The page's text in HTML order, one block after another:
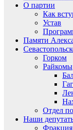
О партии
Как
Устав
Памяти
Горком
Райкомы
Отдел
Наши